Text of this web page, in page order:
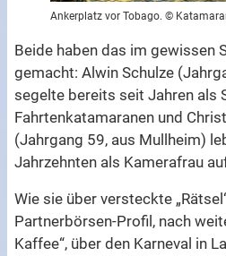
Ankerplatz vor Tobago. ©
Beide haben das im gewissen
gemacht: AlwinSchulze
segelte bereits seit Jahren als
Fahrtenkatamaranen und
(Jahrgang 59, aus Mullheim)
Jahrzehnten als Kamerafrau
Wie sie über versteckte
Partnerbörsen-Profil, nach
Kaffee“, über den Karneval in